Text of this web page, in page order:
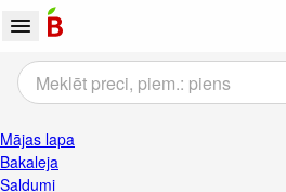
Mājas lapa
Bakaleja
Saldumi